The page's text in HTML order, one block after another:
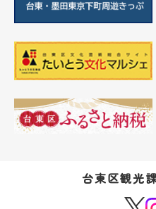
台東区観光